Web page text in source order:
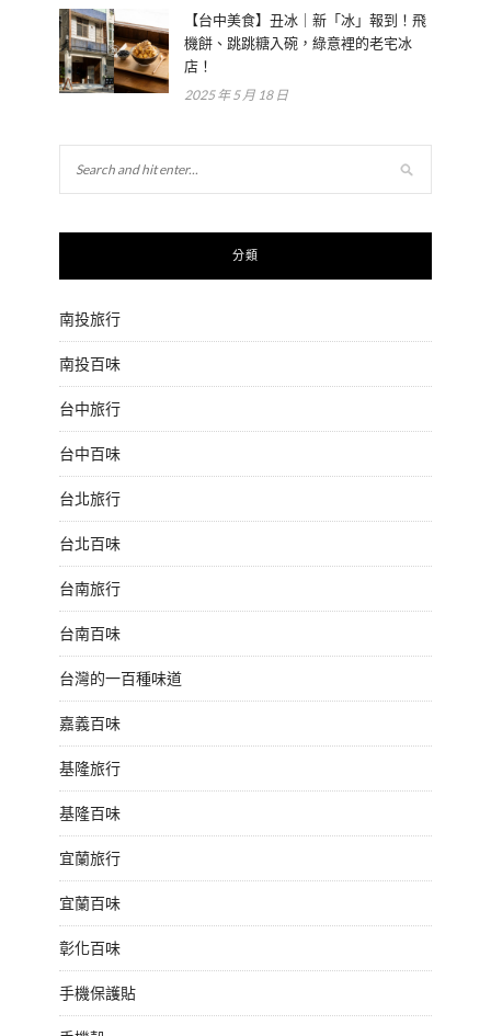
【台中美食】丑冰｜新「冰」報到！飛
機餅、跳跳糖入碗，綠意裡的老宅冰
店！
2025 年 5 月 18 日
分類
南投旅行
南投百味
台中旅行
台中百味
台北旅行
台北百味
台南旅行
台南百味
台灣的一百種味道
嘉義百味
基隆旅行
基隆百味
宜蘭旅行
宜蘭百味
彰化百味
手機保護貼